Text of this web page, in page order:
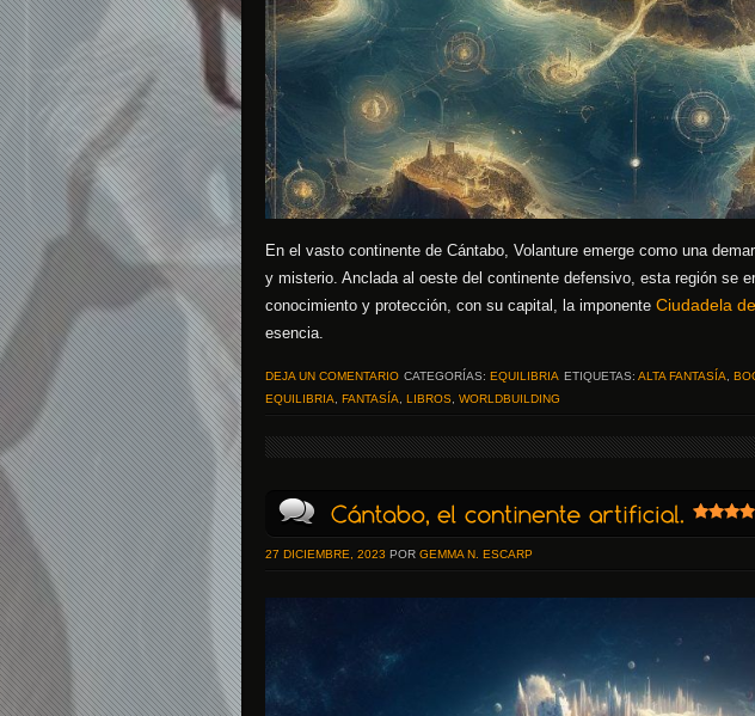
En el vasto continente de Cántabo, Volanture emerge como una
y misterio. Anclada al oeste del continente defensivo, esta región se
conocimiento y protección, con su capital, la imponente Ciudadela
esencia.
DEJA UN COMENTARIO CATEGORÍAS: EQUILIBRIA ETIQUETAS: ALTA FANTASÍA
EQUILIBRIA
FANTASÍA LIBROS WORLDBUILDING
27 DICIEMBRE, 2023 POR GEMMA N. ESCARP